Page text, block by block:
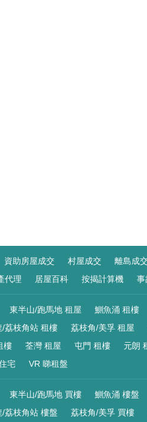
資助房屋成交 村屋成交 離島成
代理 居屋百科 按揭計算機 事
東半山/跑馬地 租屋 鰂魚涌 租樓
/荔枝角站 租樓 荔枝角/美孚 租屋
樓 荃灣 租屋 屯門 租樓 元朗
宅 VR 睇租盤
東半山/跑馬地 買樓 鰂魚涌 樓盤
/荔枝角站 樓盤 荔枝角/美孚 買樓